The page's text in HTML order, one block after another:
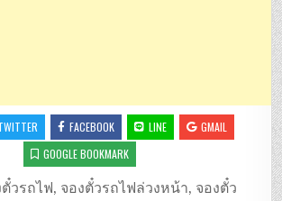
FACEBOOK LINE
GMAIL
GOOGLE BOOKMARK
วรถไฟ, จองตั๋วรถไฟล่วงหน้า, จองตั๋ว